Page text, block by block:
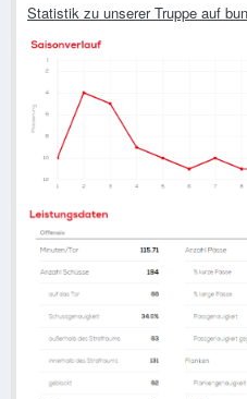
Statistik zu unserer Truppe auf